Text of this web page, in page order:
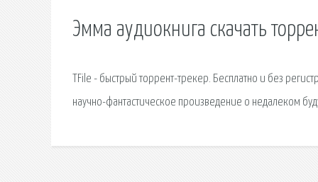
Эмма аудиокнига скачать
TFile - быстрый торрент-трекер. Бесплатно и без
научно-фантастическое произведение о недалеком